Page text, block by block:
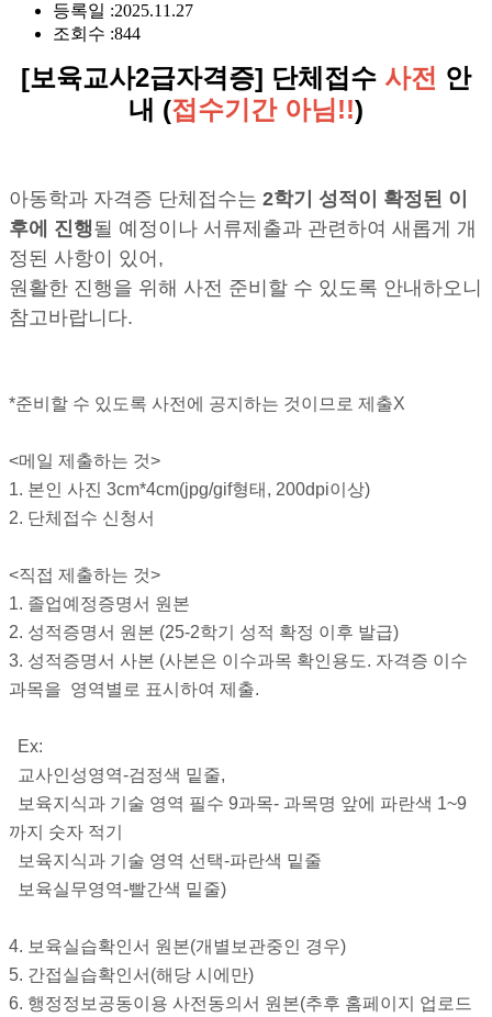
등록일 :2025.11.27
조회수 :844
[보육교사2급자격증] 단체접수 사전 안
내 (접수기간 아님!!)
아동학과 자격증 단체접수는 2학기 성적이 확정된 이
후에 진행될 예정이나 서류제출과 관련하여 새롭게 개
정된 사항이 있어,
원활한 진행을 위해 사전 준비할 수 있도록 안내하오니
참고바랍니다.
*준비할 수 있도록 사전에 공지하는 것이므로 제출X
<메일 제출하는 것>
1. 본인 사진 3cm*4cm(jpg/gif형태, 200dpi이상)
2. 단체접수 신청서
<직접 제출하는 것>
1. 졸업예정증명서 원본
2. 성적증명서 원본 (25-2학기 성적 확정 이후 발급)
3. 성적증명서 사본 (사본은 이수과목 확인용도. 자격증 이수
과목을 영역별로 표시하여 제출.
Ex:
교사인성영역-검정색 밑줄,
보육지식과 기술 영역 필수 9과목- 과목명 앞에 파란색 1~9
까지 숫자 적기
보육지식과 기술 영역 선택-파란색 밑줄
보육실무영역-빨간색 밑줄)
4. 보육실습확인서 원본(개별보관중인 경우)
5. 간접실습확인서(해당 시에만)
6. 행정정보공동이용 사전동의서 원본(추후 홈페이지 업로드